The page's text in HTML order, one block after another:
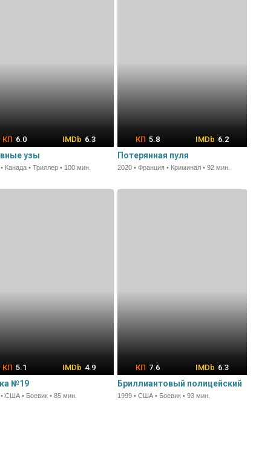
6.0 6.3
узы
Канада • Триллер • 100 мин.
5.8 6.2
Потерянная пуля
2020 • Франция • Криминал • 92 мин.
5.1 4.9
№19
США • Боевик • 85 мин.
7.6 6.3
Бриллиантовый полицейский
1999 • США • Боевик • 93 мин.